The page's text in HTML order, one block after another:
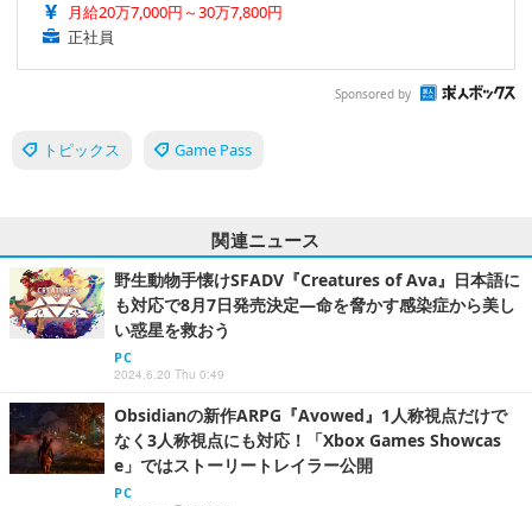
月給20万7,000円～30万7,800円
正社員
Sponsored by
トピックス Game Pass
関連ニュース
野生動物手懐けSFADV『Creatures of Ava』日本語に
も対応で8月7日発売決定―命を脅かす感染症から美し
い惑星を救おう
PC
2024.6.20 Thu 0:49
Obsidianの新作ARPG『Avowed』1人称視点だけで
なく3人称視点にも対応！「Xbox Games Showcas
e」ではストーリートレイラー公開
PC